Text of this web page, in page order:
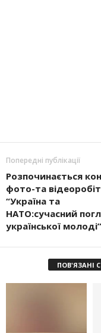
Попередні публікації
Розпочинається
фото-та відеоробіт
“Україна та
НАТО:сучасний
української молоді”
ПОВ'ЯЗАНІ